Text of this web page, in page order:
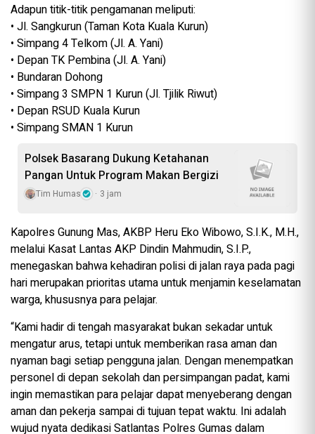
Adapun titik-titik pengamanan meliputi:
• Jl. Sangkurun (Taman Kota Kuala Kurun)
• Simpang 4 Telkom (Jl. A. Yani)
• Depan TK Pembina (Jl. A. Yani)
• Bundaran Dohong
• Simpang 3 SMPN 1 Kurun (Jl. Tjilik Riwut)
• Depan RSUD Kuala Kurun
• Simpang SMAN 1 Kurun
Polsek Basarang Dukung Ketahanan
Pangan Untuk Program Makan Bergizi
Tim Humas 3 jam
Kapolres Gunung Mas, AKBP Heru Eko Wibowo, S.I.K., M.H.,
melalui Kasat Lantas AKP Dindin Mahmudin, S.I.P.,
menegaskan bahwa kehadiran polisi di jalan raya pada pagi
hari merupakan prioritas utama untuk menjamin keselamatan
warga, khususnya para pelajar.
“Kami hadir di tengah masyarakat bukan sekadar untuk
mengatur arus, tetapi untuk memberikan rasa aman dan
nyaman bagi setiap pengguna jalan. Dengan menempatkan
personel di depan sekolah dan persimpangan padat, kami
ingin memastikan para pelajar dapat menyeberang dengan
aman dan pekerja sampai di tujuan tepat waktu. Ini adalah
wujud nyata dedikasi Satlantas Polres Gumas dalam